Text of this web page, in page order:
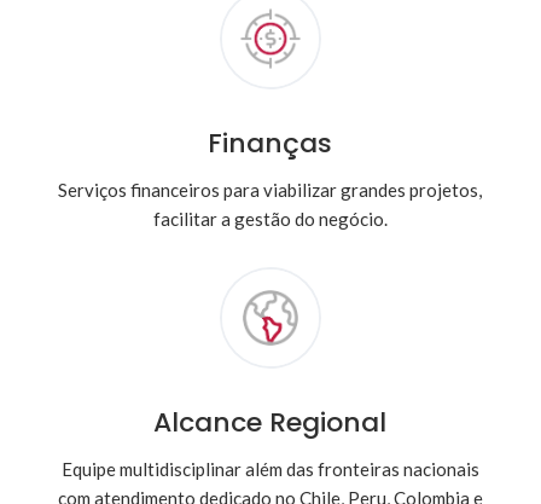
Finanças
Serviços financeiros para viabilizar grandes projetos,
facilitar a gestão do negócio.
Alcance Regional
Equipe multidisciplinar além das fronteiras nacionais
com atendimento dedicado no Chile, Peru, Colombia e